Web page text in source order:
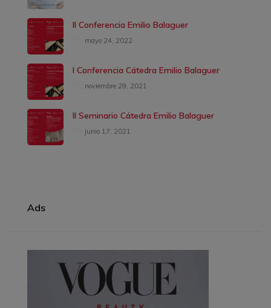
II Conferencia Emilio Balaguer
mayo 24, 2022
I Conferencia Cátedra Emilio Balaguer
noviembre 29, 2021
II Seminario Cátedra Emilio Balaguer
junio 17, 2021
Ads